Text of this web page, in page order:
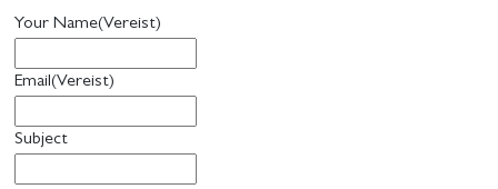
Your Name(Vereist)
Email(Vereist)
Subject